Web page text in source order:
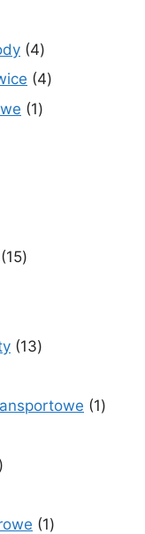
44
produkty
44
11
1515
1313
11
1
11